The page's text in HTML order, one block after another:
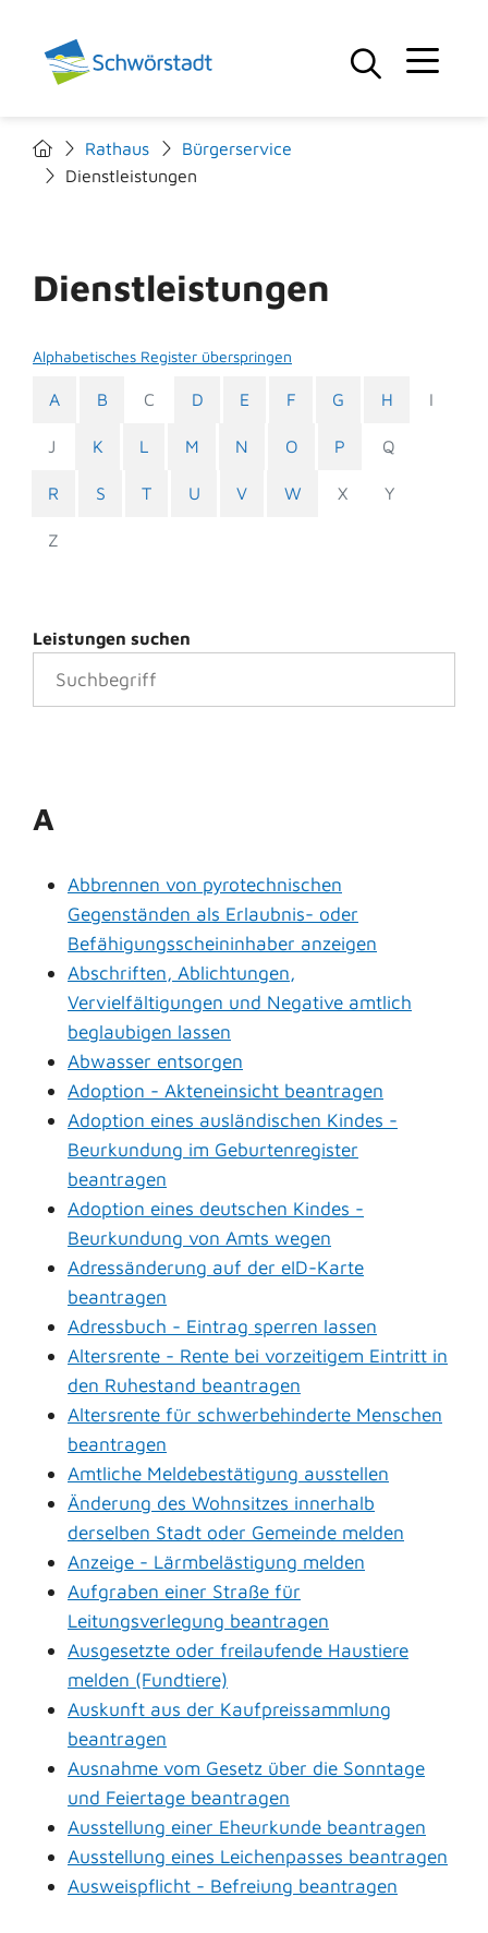
Rathaus
Bürgerservice
Dienstleistungen
Dienstleistungen
Alphabetisches Register überspringen
A B C D E F G H I
J K L M N O P Q
R S T U V W X Y
Z
Leistungen suchen
A
Abbrennen von pyrotechnischen
Gegenständen als Erlaubnis- oder
Befähigungsscheininhaber anzeigen
Abschriften, Ablichtungen,
Vervielfältigungen und Negative amtlich
beglaubigen lassen
Abwasser entsorgen
Adoption - Akteneinsicht beantragen
Adoption eines ausländischen Kindes -
Beurkundung im Geburtenregister
beantragen
Adoption eines deutschen Kindes -
Beurkundung von Amts wegen
Adressänderung auf der eID-Karte
beantragen
Adressbuch - Eintrag sperren lassen
Altersrente - Rente bei vorzeitigem Eintritt in
den Ruhestand beantragen
Altersrente für schwerbehinderte Menschen
beantragen
Amtliche Meldebestätigung ausstellen
Änderung des Wohnsitzes innerhalb
derselben Stadt oder Gemeinde melden
Anzeige - Lärmbelästigung melden
Aufgraben einer Straße für
Leitungsverlegung beantragen
Ausgesetzte oder freilaufende Haustiere
melden (Fundtiere)
Auskunft aus der Kaufpreissammlung
beantragen
Ausnahme vom Gesetz über die Sonntage
und Feiertage beantragen
Ausstellung einer Eheurkunde beantragen
Ausstellung eines Leichenpasses beantragen
Ausweispflicht - Befreiung beantragen